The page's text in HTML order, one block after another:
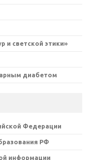
и светской этики»
диабетом
Федерации
РФ
информации